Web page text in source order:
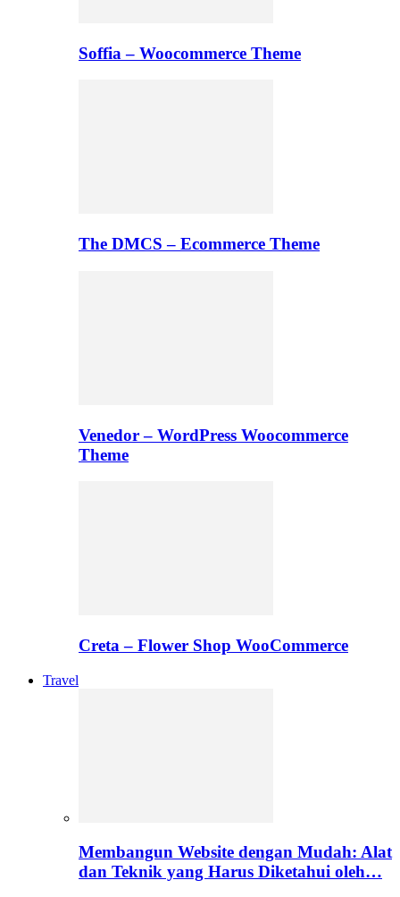
Soffia – Woocommerce Theme
The DMCS – Ecommerce Theme
Venedor – WordPress Woocommerce
Theme
Creta – Flower Shop WooCommerce
Travel
Membangun Website dengan Mudah: Alat
dan Teknik yang Harus Diketahui oleh…